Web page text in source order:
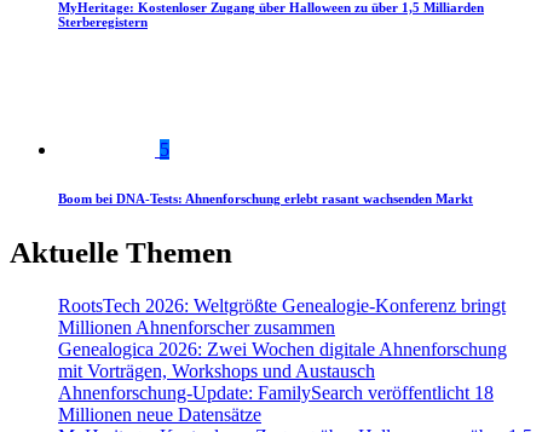
MyHeritage: Kostenloser Zugang über Halloween zu über 1,5 Milliarden
Sterberegistern
5
Boom bei DNA-Tests: Ahnenforschung erlebt rasant wachsenden Markt
Aktuelle Themen
RootsTech 2026: Weltgrößte Genealogie-Konferenz bringt
Millionen Ahnenforscher zusammen
Genealogica 2026: Zwei Wochen digitale Ahnenforschung
mit Vorträgen, Workshops und Austausch
Ahnenforschung-Update: FamilySearch veröffentlicht 18
Millionen neue Datensätze